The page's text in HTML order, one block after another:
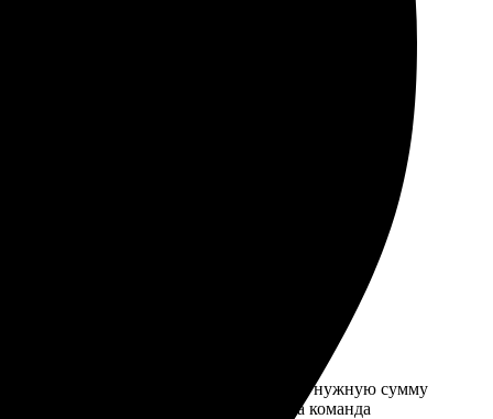
заказ онлайн. Оперативно связались для
и удобным. Достаточно было выбрать нужную сумму
Всегда радует качество печати, а команда